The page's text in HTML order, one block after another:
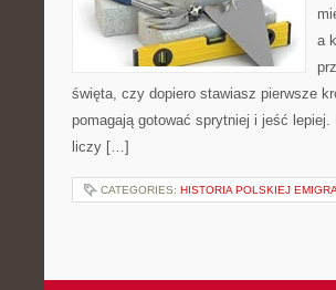
a
święta, czy dopiero stawiasz pierwsze
pomagają gotować sprytniej i jeść
liczy […]
CATEGORIES: HISTORIA POLSKIEJ